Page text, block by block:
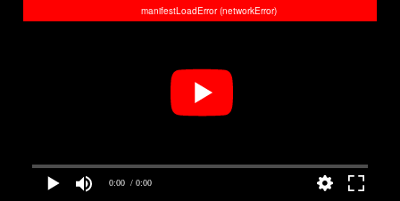
0:00 / 0:00
manifestLoadError (networkError)